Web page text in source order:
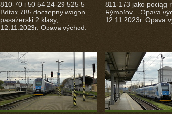
810-70 i 50 54 24-29 525-5
Bdtax.785 doczepny wagon
pasażerski 2 klasy,
12.11.2023r. Opava východ.
811-173 jako pociąg
Rýmařov – Opava
12.11.2023r. Opava